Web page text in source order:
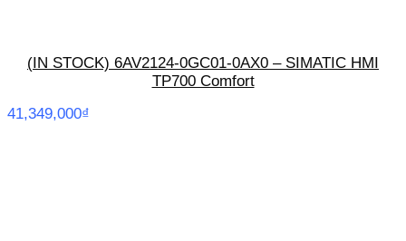
(IN STOCK) 6AV2124-0GC01-0AX0 – SIMATIC HMI
TP700 Comfort
41,349,000₫